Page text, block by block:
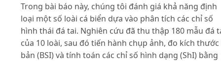
Trong bài báo này, chúng tôi đánh giá khả năng định
loại một số loài cá biển dựa vào phân tích các chỉ số
hình thái đá tai. Nghiên cứu đã thu thập 180 mẫu đá
của 10 loài, sau đó tiến hành chụp ảnh, đo kích thước
bản (BSI) và tính toán các chỉ số hình dạng (ShI) bằng